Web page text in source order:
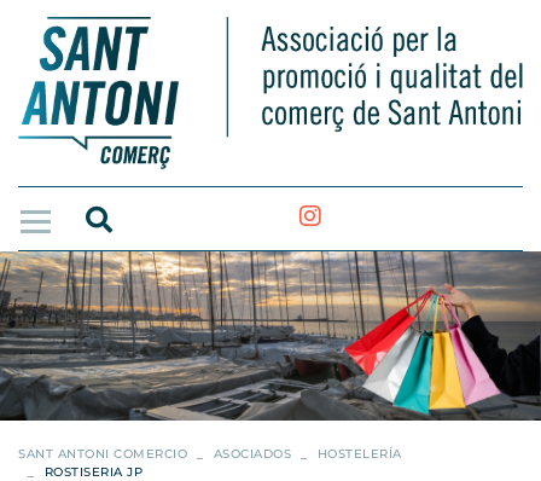
SANT ANTONI COMERCIO ASOCIADOS
HOSTELERÍA
ROSTISERIA JP